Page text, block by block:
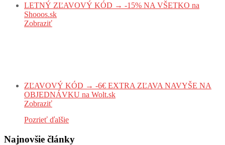
LETNÝ ZĽAVOVÝ KÓD → -15% NA VŠETKO na
Shooos.sk
Zobraziť
ZĽAVOVÝ KÓD → -6€ EXTRA ZĽAVA NAVYŠE NA
OBJEDNÁVKU na Wolt.sk
Zobraziť
Pozrieť ďalšie
Najnovšie články